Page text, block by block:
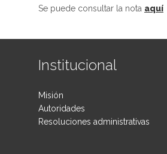
Se puede consultar la nota aquí
Institucional
Misión
Autoridades
Resoluciones administrativas